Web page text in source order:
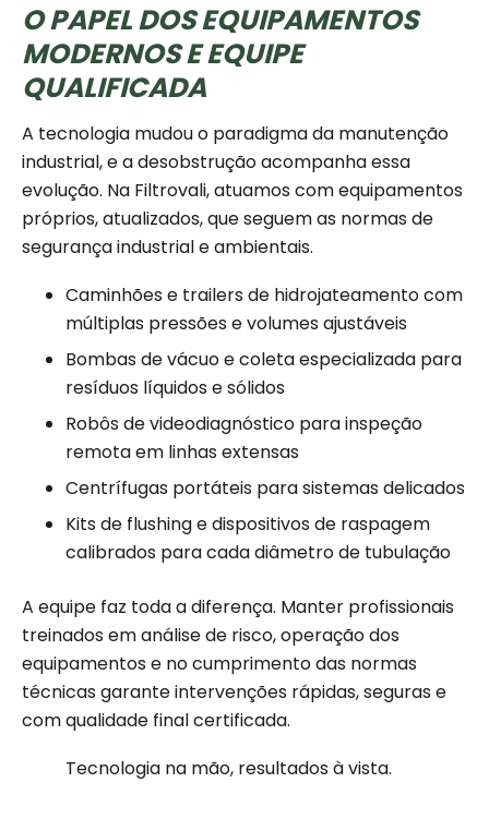
O PAPEL DOS EQUIPAMENTOS
MODERNOS E EQUIPE
QUALIFICADA
A tecnologia mudou o paradigma da manutenção
industrial, e a desobstrução acompanha essa
evolução. Na Filtrovali, atuamos com equipamentos
próprios, atualizados, que seguem as normas de
segurança industrial e ambientais.
Caminhões e trailers de hidrojateamento com
múltiplas pressões e volumes ajustáveis
Bombas de vácuo e coleta especializada para
resíduos líquidos e sólidos
Robôs de videodiagnóstico para inspeção
remota em linhas extensas
Centrífugas portáteis para sistemas delicados
Kits de flushing e dispositivos de raspagem
calibrados para cada diâmetro de tubulação
A equipe faz toda a diferença. Manter profissionais
treinados em análise de risco, operação dos
equipamentos e no cumprimento das normas
técnicas garante intervenções rápidas, seguras e
com qualidade final certificada.
Tecnologia na mão, resultados à vista.